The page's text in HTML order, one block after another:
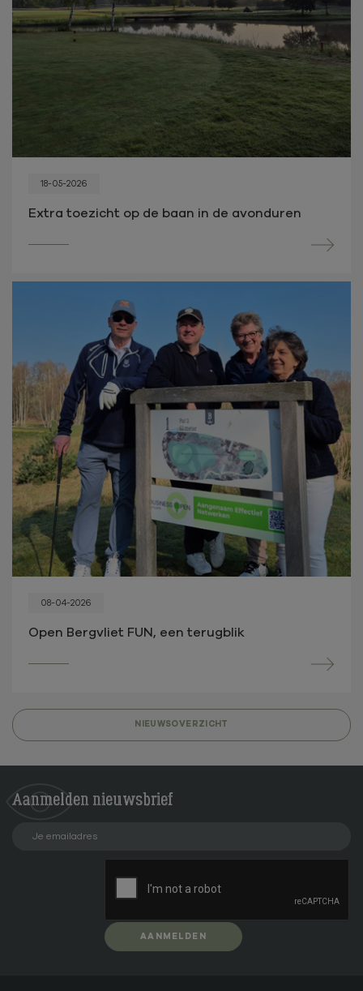
18-05-2026
Extra toezicht op de baan in de avonduren
08-04-2026
Open Bergvliet FUN, een terugblik
NIEUWSOVERZICHT
Aanmelden nieuwsbrief
AANMELDEN